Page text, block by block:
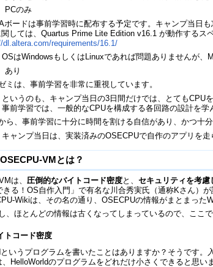
PCのみ
ボードは事前学習時に配布する予定です。キャンプ当日
関しては、Quartus Prime Lite Edition v16.1 が動作するス
dl.altera.com/requirements/16.1/
OSはWindowsもしくはLinuxであれば問題ありませんが、
あり
ミは、事前学習を非常に重視しています。
というのも、キャンプ当日の3日間だけでは、とてもCPU
事前学習では、一般的なCPUを構成する各回路の設計を
ら、事前学習に十分に時間を割ける自信があり、かつ十
キャンプ当日は、実装済みのOSECPUで自作のアプリを
VMとは？
は、 圧倒的なバイトコード密度と、セキュリティを考慮
きる！OS自作入門」で有名な川合秀実氏（通称Kさん）が
Wikiは、その名の通り、OSECPUの情報がまとまった
、ほとんどの情報は古くなってしまっているので、ここ
トコード密度
いうプログラムを書いたことはありますか？そうです。
、HelloWorldのプログラムをどれだけ小さくできると思い